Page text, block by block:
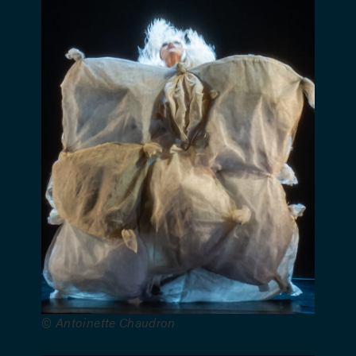
Varia, en
coproduction
avec Pierre
de Lune
ASBL, le
Centre
culturel du
Brabant
wallon et
La Coop
asbl.
Avec le
soutien de
la
Fédération
© Antoinette Chaudron